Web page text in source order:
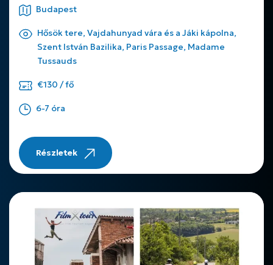
Budapest
Hősök tere, Vajdahunyad vára és a Jáki kápolna,
Szent István Bazilika, Paris Passage, Madame
Tussauds
€130 / fő
6-7 óra
Részletek